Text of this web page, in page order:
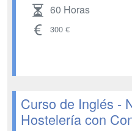
60 Horas
300 €
Curso de Inglés -
Hostelería con